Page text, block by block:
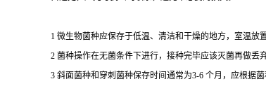
1 微生物菌种应保存于低温、清洁和干燥的地方，室温放
2 菌种操作在无菌条件下进行，接种完毕应该灭菌再做丢弃
3 斜面菌种和穿刺菌种保存时间通常为3-6 个月，应根据